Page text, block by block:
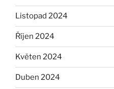
Listopad 2024
Říjen 2024
Květen 2024
Duben 2024